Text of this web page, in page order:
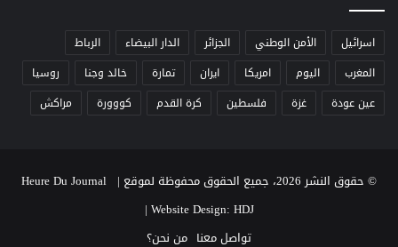
اسرائيل الأمن الوطني الجزائر الدار البيضاء
الرباط
المغرب
اليوم امريكا ايران تمارة خالد وجنا
روسيا
عين عودة
غزة فلسطين كرة القدم كووورة مراكش
© حقوق النشر 2026، جميع الحقوق محفوظة لموقع Heure Du Journal |
Website Design: HDJ
|
تواصل معنا من نحن؟